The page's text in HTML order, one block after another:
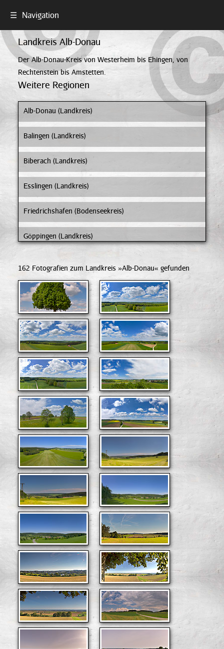
☰ Navigation
Landkreis Alb-Donau
Der Alb-Donau-Kreis von Westerheim bis Ehingen, von
Rechtenstein bis Amstetten.
Weitere Regionen
Alb-Donau (Landkreis)
Balingen (Landkreis)
Biberach (Landkreis)
Esslingen (Landkreis)
Friedrichshafen (Bodenseekreis)
Göppingen (Landkreis)
Karlsruhe (Landkreis)
Konstanz (Landkreis)
Lindau (Landkreis)
Ostalbkreis (Aalen)
Reutlingen (Landkreis)
Reutlingen (Stadt)
Rottweil (Landkreis)
Sigmaringen (Landkreis)
Stuttgart (Landkreis)
Tübingen (Landkreis)
Tuttlingen (Landkreis)
Ulm (Stadtkreis)
Österreich
Schwarzwald
162 Fotografien zum Landkreis »Alb-Donau« gefunden